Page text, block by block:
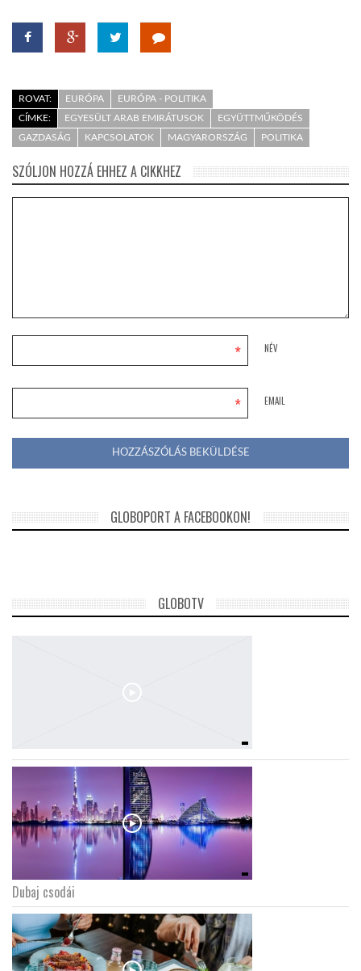
ROVAT: EURÓPA
EURÓPA - POLITIKA
CÍMKE:
EGYESÜLT ARAB EMIRÁTUSOK
EGYÜTTMŰKÖDÉS
GAZDASÁG
KAPCSOLATOK MAGYARORSZÁG POLITIKA
SZÓLJON HOZZÁ EHHEZ A CIKKHEZ
NÉV
*
EMAIL
*
GLOBOPORT A FACEBOOKON!
GLOBOTV
Dubaj csodái